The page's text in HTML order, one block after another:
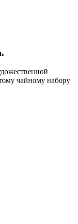
чайному набору